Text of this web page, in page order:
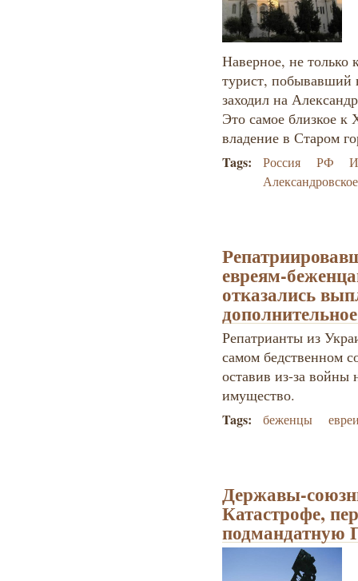
Наверное, не
турист, побывавший
заходил на
Это самое близкое к
владение в Старом
Tags: Россия РФ
евреям-
отказались
Репатрианты из
самом бедственном
оставив из-за войны
имущество.
Tags: беженцы
Державы-
Катастрофе,
подмандатную